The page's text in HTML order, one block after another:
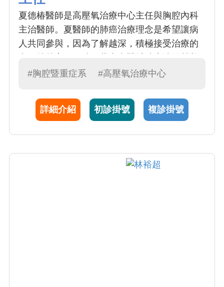
夏德椿醫師是高壓氧治療中心主任與胸腔內科
主治醫師。夏醫師的肺癌治療理念是希望讓病
人共同參與，因為了解越深，積極接受治療的
補充，以減輕病人因治療而產生的副作用、提
院高壓氧治療中心，對一氧化碳中毒、致命性
氣體栓塞等均能入艙治療急救，為有特色之重
#胸腔暨重症系 #高壓氧治療中心
詳細介紹 初診掛號 複診掛號